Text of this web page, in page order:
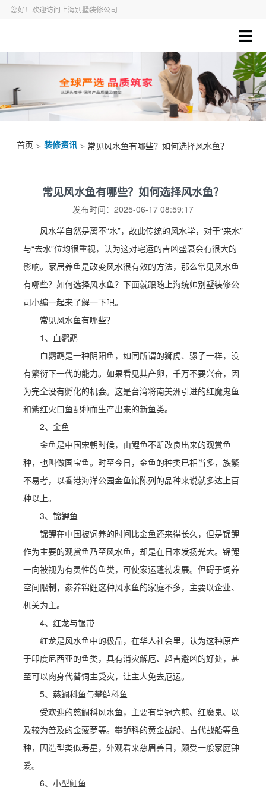
您好！欢迎访问上海别墅装修公司
首页 > 装修资讯 > 常见风水鱼有哪些？如何选择风水鱼？
常见风水鱼有哪些？如何选择风水鱼？
发布时间：2025-06-17 08:59:17
风水学自然是离不“水”，故此传统的风水学，对于“来水”
与“去水”位均很重视，认为这对宅运的吉凶盛衰会有很大的
影响。家居养鱼是改变风水很有效的方法，那么常见风水鱼
有哪些？如何选择风水鱼？下面就跟随上海统帅别墅装修公
司小编一起来了解一下吧。
常见风水鱼有哪些？
1、血鹦鹉
血鹦鹉是一种阴阳鱼，如同所谓的狮虎、骡子一样，没
有繁衍下一代的能力。如果看见其产卵，千万不要兴奋，因
为完全没有孵化的机会。这是台湾将南美洲引进的红魔鬼鱼
和紫红火口鱼配种而生产出来的新鱼类。
2、金鱼
金鱼是中国宋朝时候，由鲤鱼不断改良出来的观赏鱼
种，也叫做国宝鱼。时至今日，金鱼的种类已相当多，族繁
不易考，以香港海洋公园金鱼馆陈列的品种来说就多达上百
种以上。
3、锦鲤鱼
锦鲤在中国被饲养的时间比金鱼还来得长久，但是锦鲤
作为主要的观赏鱼乃至风水鱼，却是在日本发扬光大。锦鲤
一向被视为有灵性的鱼类，可使家运蓬勃发展。但碍于饲养
空间限制，豢养锦鲤这种风水鱼的家庭不多，主要以企业、
机关为主。
4、红龙与银带
红龙是风水鱼中的极品，在华人社会里，认为这种原产
于印度尼西亚的鱼类，具有消灾解厄、趋吉避凶的好处，甚
至可以肉身代替饲主受灾，让主人免去厄运。
5、慈鲷科鱼与攀鲈科鱼
受欢迎的慈鲷科风水鱼，主要有皇冠六煎、红魔鬼、以
及较为普及的金菠萝等。攀鲈科的黄金战船、古代战船等鱼
种，因造型类似寿星，外观看来慈眉善目，颇受一般家庭钟
爱。
6、小型魟鱼